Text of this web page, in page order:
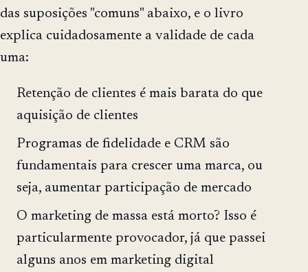
das suposições "comuns" abaixo, e o livro
explica cuidadosamente a validade de cada
uma:
Retenção de clientes é mais barata do que
aquisição de clientes
Programas de fidelidade e CRM são
fundamentais para crescer uma marca, ou
seja, aumentar participação de mercado
O marketing de massa está morto? Isso é
particularmente provocador, já que passei
alguns anos em marketing digital